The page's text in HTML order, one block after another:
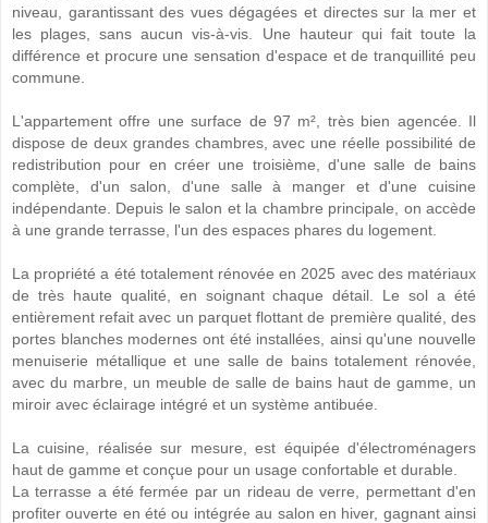
niveau, garantissant des vues dégagées et directes sur la mer et
les plages, sans aucun vis-à-vis. Une hauteur qui fait toute la
différence et procure une sensation d'espace et de tranquillité peu
commune.
L'appartement offre une surface de 97 m², très bien agencée. Il
dispose de deux grandes chambres, avec une réelle possibilité de
redistribution pour en créer une troisième, d'une salle de bains
complète, d'un salon, d'une salle à manger et d'une cuisine
indépendante. Depuis le salon et la chambre principale, on accède
à une grande terrasse, l'un des espaces phares du logement.
La propriété a été totalement rénovée en 2025 avec des matériaux
de très haute qualité, en soignant chaque détail. Le sol a été
entièrement refait avec un parquet flottant de première qualité, des
portes blanches modernes ont été installées, ainsi qu'une nouvelle
menuiserie métallique et une salle de bains totalement rénovée,
avec du marbre, un meuble de salle de bains haut de gamme, un
miroir avec éclairage intégré et un système antibuée.
La cuisine, réalisée sur mesure, est équipée d'électroménagers
haut de gamme et conçue pour un usage confortable et durable.
La terrasse a été fermée par un rideau de verre, permettant d'en
profiter ouverte en été ou intégrée au salon en hiver, gagnant ainsi